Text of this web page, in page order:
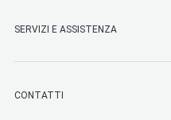
SERVIZI E ASSISTENZA
CONTATTI